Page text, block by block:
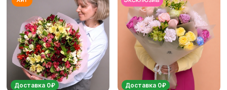
Доставка 0₽ Доставка 0₽